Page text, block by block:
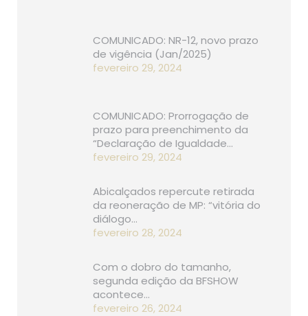
COMUNICADO: NR-12, novo prazo
de vigência (Jan/2025)
fevereiro 29, 2024
COMUNICADO: Prorrogação de
prazo para preenchimento da
“Declaração de Igualdade…
fevereiro 29, 2024
Abicalçados repercute retirada
da reoneração de MP: “vitória do
diálogo…
fevereiro 28, 2024
Com o dobro do tamanho,
segunda edição da BFSHOW
acontece…
fevereiro 26, 2024